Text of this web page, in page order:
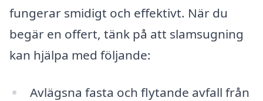
fungerar smidigt och effektivt. När du
begär en offert, tänk på att slamsugning
kan hjälpa med följande:
Avlägsna fasta och flytande avfall från